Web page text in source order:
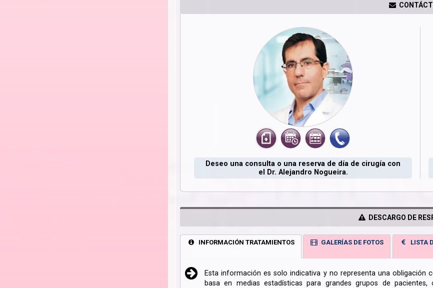
Deseo una consulta o una reserva de día de cirugía con
el Dr. Alejandro Nogueira.
DESCARGO DE
INFORMACIÓN TRATAMIENTOS GALERÍAS DE FOTOS LISTA
Esta información es solo indicativa y no representa una obligación
basa en medias estadísticas para grandes grupos de